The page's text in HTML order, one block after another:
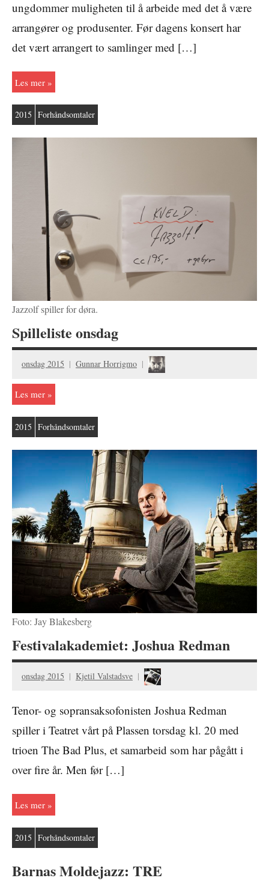
ungdommer muligheten til å arbeide med det å være
arrangører og produsenter. Før dagens konsert har
det vært arrangert to samlinger med […]
Les mer
2015 Forhåndsomtaler
Jazzolf spiller for døra.
Spilleliste onsdag
onsdag 2015 Gunnar Horrigmo
Les mer
2015 Forhåndsomtaler
Foto: Jay Blakesberg
Festivalakademiet: Joshua Redman
onsdag 2015 Kjetil Valstadsve
Tenor- og sopransaksofonisten Joshua Redman
spiller i Teatret vårt på Plassen torsdag kl. 20 med
trioen The Bad Plus, et samarbeid som har pågått i
over fire år. Men før […]
Les mer
2015 Forhåndsomtaler
Barnas Moldejazz: TRE